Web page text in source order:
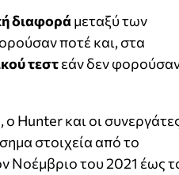
διαφορά μεταξύ των
ποτέ και, στα
τεστεάν δεν
Hunter και οι
στοιχεία από το
Νοέμβριο του 2021 έως